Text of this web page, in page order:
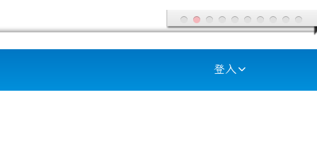
登入